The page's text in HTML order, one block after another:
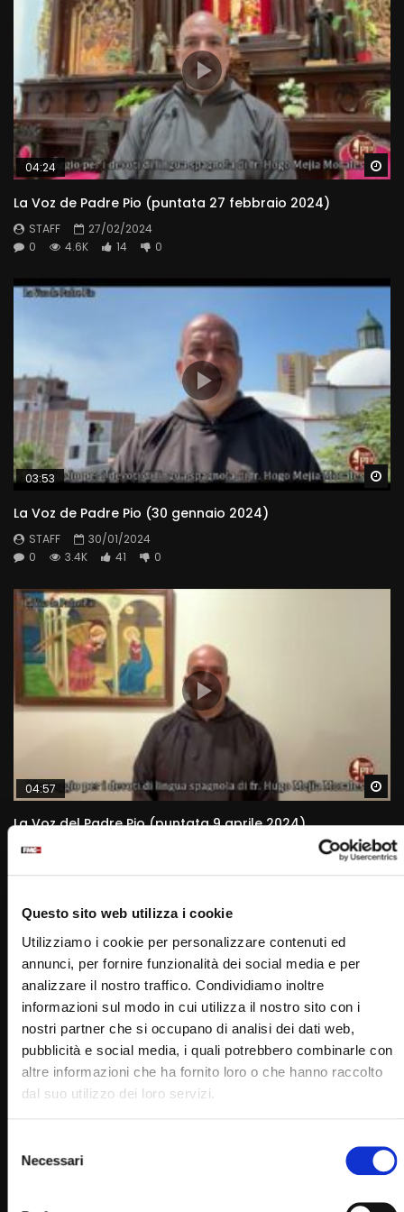
Questo sito web utilizza i cookie
Utilizziamo i cookie per personalizzare contenuti ed
annunci, per fornire funzionalità dei social media e per
analizzare il nostro traffico. Condividiamo inoltre
informazioni sul modo in cui utilizza il nostro sito con i
nostri partner che si occupano di analisi dei dati web,
pubblicità e social media, i quali potrebbero combinarle con
altre informazioni che ha fornito loro o che hanno raccolto
dal suo utilizzo dei loro servizi.
delNecessari
04:24
La Voz de Padre Pio (puntata 27 febbraio 2024)
STAFF
27/02/2024
0
4.6K 14 0
03:53
La Voz de Padre Pio (30 gennaio 2024)
STAFF
30/01/2024
0
3.4K 41 0
04:57
La Voz del Padre Pio (puntata 9 aprile 2024)
STAFF
04:11
STAFF